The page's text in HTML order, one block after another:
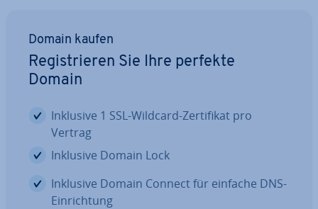
Domain kaufen
Re­gis­trie­ren Sie Ihre perfekte
Domain
Inklusive 1 SSL-Wildcard-Zer­ti­fi­kat pro
Vertrag
Inklusive Domain Lock
Inklusive Domain Connect für einfache DNS-
Ein­rich­tung